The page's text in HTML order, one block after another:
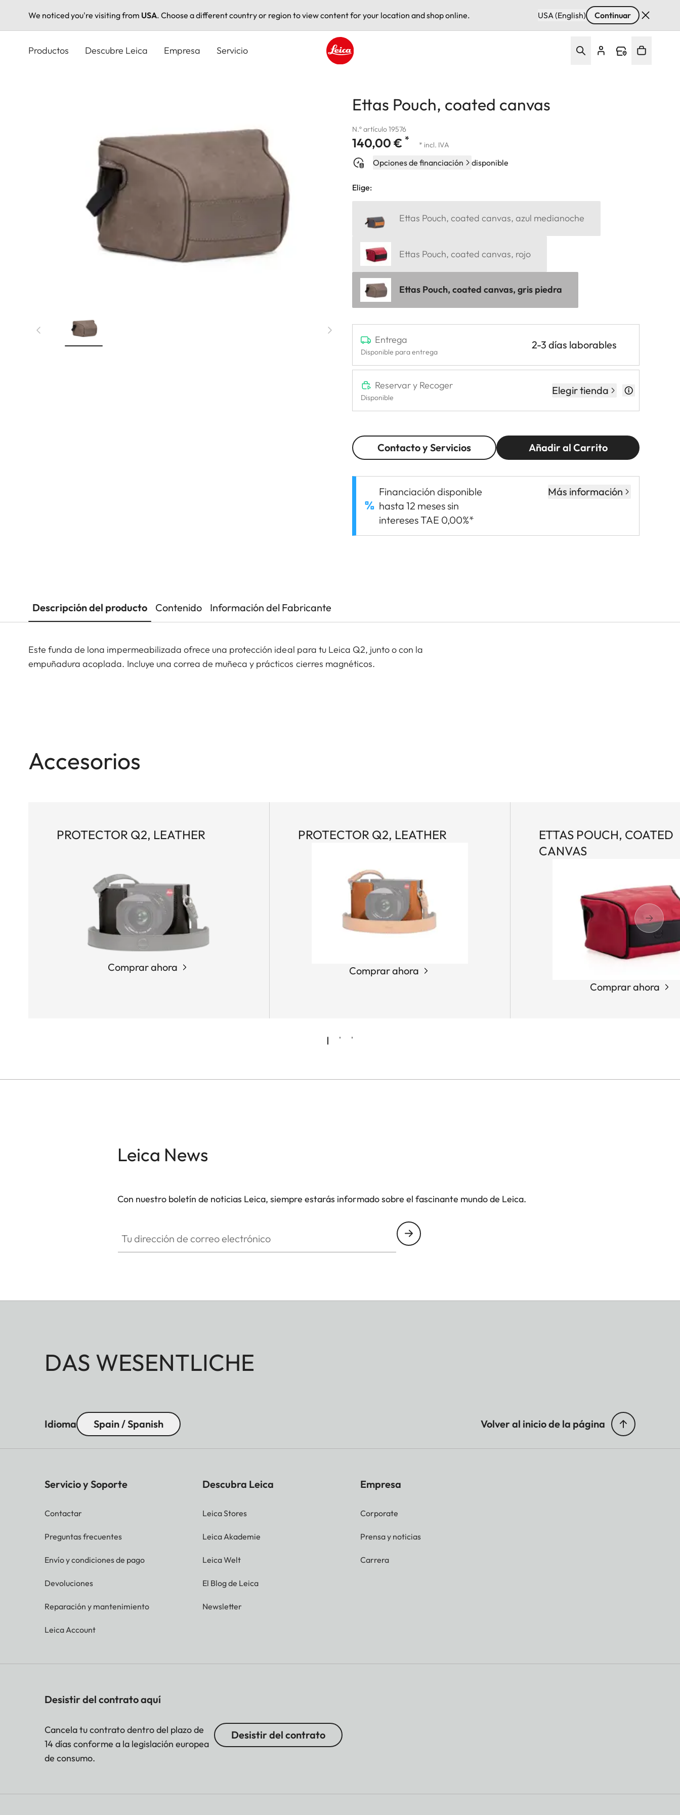
We noticed you're visiting from USA. Choose a different country or region to view content for your location and shop online. USA (English) Continuar
Productos Descubre Leica Empresa Servicio
Ettas Pouch, coated canvas
N.º artículo 19576
140,00 € * * incl. IVA
Opciones de financiación disponible
Elige:
Ettas Pouch, coated canvas, azul medianoche
Ettas Pouch, coated canvas, rojo
Ettas Pouch, coated canvas, gris piedra
Entrega
Disponible para entrega
2-3 días laborables
Reservar y Recoger
Disponible
Elegir tienda
Contacto y Servicios Añadir al Carrito
Financiación disponible
hasta 12 meses sin
intereses TAE 0,00%*
Más información
Descripción del producto Contenido Información del Fabricante
Este funda de lona impermeabilizada ofrece una protección ideal para tu Leica Q2, junto o con la
empuñadura acoplada. Incluye una correa de muñeca y prácticos cierres magnéticos.
Accesorios
PROTECTOR Q2, LEATHER
Comprar ahora
PROTECTOR Q2, LEATHER
Comprar ahora
ETTAS POUCH, COATED
CANVAS
Comprar ahora
Leica News
Con nuestro boletín de noticias Leica, siempre estarás informado sobre el fascinante mundo de Leica.
DAS WESENTLICHE
Idioma Spain / Spanish Volver al inicio de la página
Servicio y Soporte
Contactar
Preguntas frecuentes
Envío y condiciones de pago
Devoluciones
Reparación y mantenimiento
Leica Account
Descubra Leica
Leica Stores
Leica Akademie
Leica Welt
El Blog de Leica
Newsletter
Empresa
Corporate
Prensa y noticias
Carrera
Desistir del contrato aquí
Cancela tu contrato dentro del plazo de
14 días conforme a la legislación europea
de consumo.
Desistir del contrato